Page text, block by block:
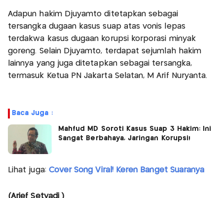
Adapun hakim Djuyamto ditetapkan sebagai
tersangka dugaan kasus suap atas vonis lepas
terdakwa kasus dugaan korupsi korporasi minyak
goreng. Selain Djuyamto, terdapat sejumlah hakim
lainnya yang juga ditetapkan sebagai tersangka,
termasuk Ketua PN Jakarta Selatan, M Arif Nuryanta.
Baca Juga :
Mahfud MD Soroti Kasus Suap 3 Hakim: Ini
Sangat Berbahaya, Jaringan Korupsi!
Lihat juga: Cover Song Viral! Keren Banget Suaranya
(Arief Setyadi )